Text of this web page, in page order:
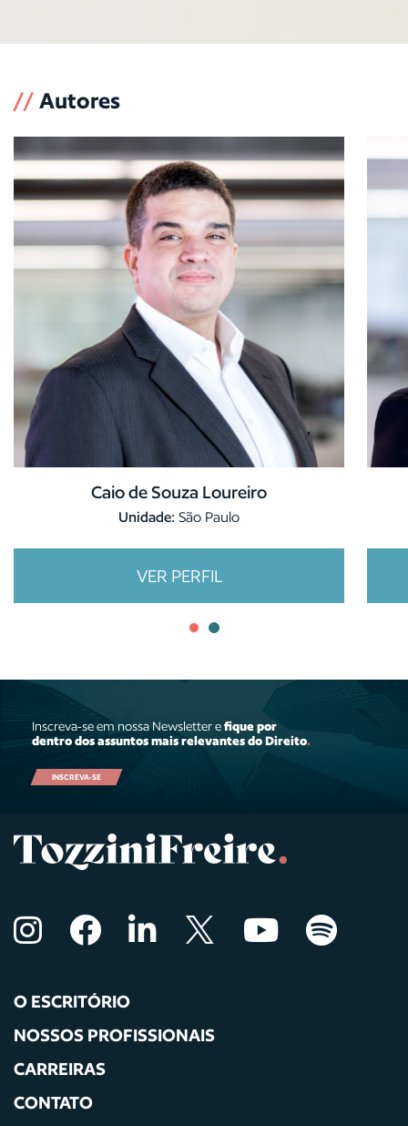
// Autores
Caio de Souza Loureiro
Unidade: São Paulo
VER PERFIL
Inscreva-se em nossa Newsletter efique por
dentro dos assuntos mais relevantes do Direito.
INSCREVA-SE
O ESCRITÓRIO
NOSSOS PROFISSIONAIS
CARREIRAS
CONTATO